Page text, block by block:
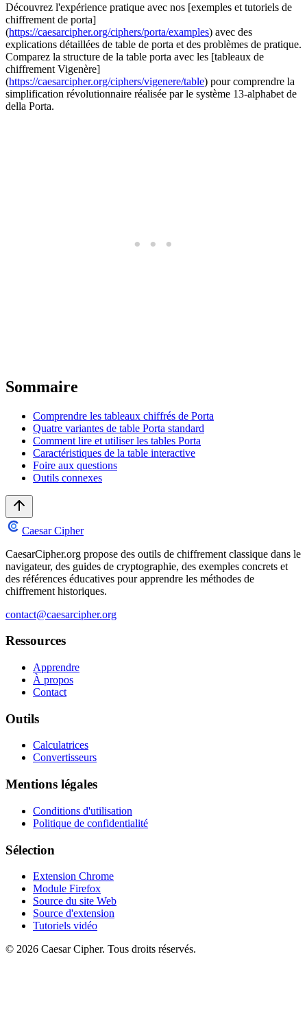
Découvrez l'expérience pratique avec nos [exemples et tutoriels de
chiffrement de porta]
(https://caesarcipher.org/ciphers/porta/examples) avec des
explications détaillées de table de porta et des problèmes de pratique.
Comparez la structure de la table porta avec les [tableaux de
chiffrement Vigenère]
(https://caesarcipher.org/ciphers/vigenere/table) pour comprendre la
simplification révolutionnaire réalisée par le système 13-alphabet de
della Porta.
Sommaire
Comprendre les tableaux chiffrés de Porta
Quatre variantes de table Porta standard
Comment lire et utiliser les tables Porta
Caractéristiques de la table interactive
Foire aux questions
Outils connexes
Caesar Cipher
CaesarCipher.org propose des outils de chiffrement classique dans le
navigateur, des guides de cryptographie, des exemples concrets et
des références éducatives pour apprendre les méthodes de
chiffrement historiques.
contact@caesarcipher.org
Ressources
Apprendre
À propos
Contact
Outils
Calculatrices
Convertisseurs
Mentions légales
Conditions d'utilisation
Politique de confidentialité
Sélection
Extension Chrome
Module Firefox
Source du site Web
Source d'extension
Tutoriels vidéo
© 2026 Caesar Cipher. Tous droits réservés.